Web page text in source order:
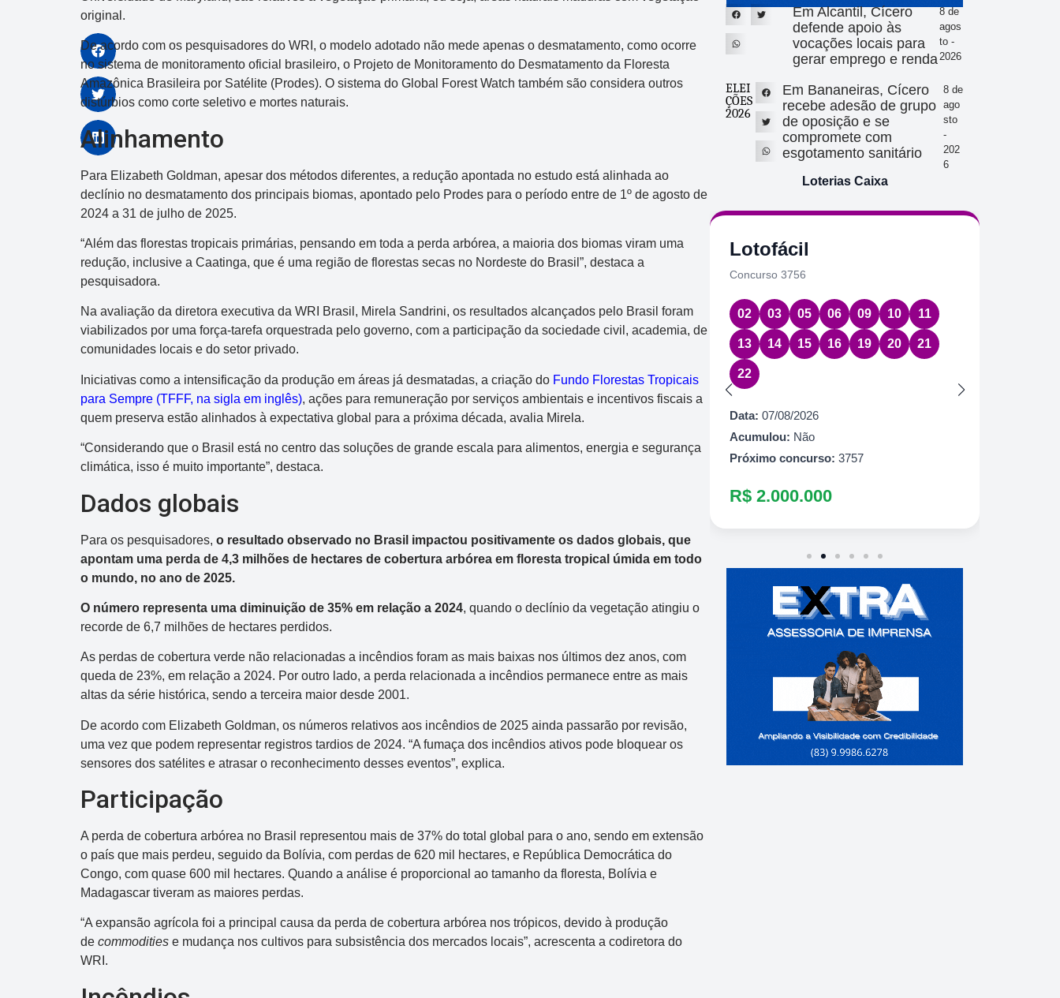
original.
De acordo com os pesquisadores do WRI, o modelo adotado não mede apenas o desmatamento, como ocorre
no sistema de monitoramento oficial brasileiro, o Projeto de Monitoramento do Desmatamento da Floresta
Amazônica Brasileira por Satélite (Prodes). O sistema do Global Forest Watch também são considera outros
distúrbios como corte seletivo e mortes naturais.
Alinhamento
Para Elizabeth Goldman, apesar dos métodos diferentes, a redução apontada no estudo está alinhada ao
declínio no desmatamento dos principais biomas, apontado pelo Prodes para o período entre de 1º de agosto de
2024 a 31 de julho de 2025.
“Além das florestas tropicais primárias, pensando em toda a perda arbórea, a maioria dos biomas viram uma
redução, inclusive a Caatinga, que é uma região de florestas secas no Nordeste do Brasil”, destaca a
pesquisadora.
Na avaliação da diretora executiva da WRI Brasil, Mirela Sandrini, os resultados alcançados pelo Brasil foram
viabilizados por uma força-tarefa orquestrada pelo governo, com a participação da sociedade civil, academia, de
comunidades locais e do setor privado.
Iniciativas como a intensificação da produção em áreas já desmatadas, a criação do Fundo Florestas Tropicais
para Sempre (TFFF, na sigla em inglês), ações para remuneração por serviços ambientais e incentivos fiscais a
quem preserva estão alinhados à expectativa global para a próxima década, avalia Mirela.
“Considerando que o Brasil está no centro das soluções de grande escala para alimentos, energia e segurança
climática, isso é muito importante”, destaca.
Dados globais
Para os pesquisadores, o resultado observado no Brasil impactou positivamente os dados globais, que
apontam uma perda de 4,3 milhões de hectares de cobertura arbórea em floresta tropical úmida em todo
o mundo, no ano de 2025.
O número representa uma diminuição de 35% em relação a 2024, quando o declínio da vegetação atingiu o
recorde de 6,7 milhões de hectares perdidos.
As perdas de cobertura verde não relacionadas a incêndios foram as mais baixas nos últimos dez anos, com
queda de 23%, em relação a 2024. Por outro lado, a perda relacionada a incêndios permanece entre as mais
altas da série histórica, sendo a terceira maior desde 2001.
De acordo com Elizabeth Goldman, os números relativos aos incêndios de 2025 ainda passarão por revisão,
uma vez que podem representar registros tardios de 2024. “A fumaça dos incêndios ativos pode bloquear os
sensores dos satélites e atrasar o reconhecimento desses eventos”, explica.
Participação
A perda de cobertura arbórea no Brasil representou mais de 37% do total global para o ano, sendo em extensão
o país que mais perdeu, seguido da Bolívia, com perdas de 620 mil hectares, e República Democrática do
Congo, com quase 600 mil hectares. Quando a análise é proporcional ao tamanho da floresta, Bolívia e
Madagascar tiveram as maiores perdas.
“A expansão agrícola foi a principal causa da perda de cobertura arbórea nos trópicos, devido à produção
de commodities e mudança nos cultivos para subsistência dos mercados locais”, acrescenta a codiretora do
WRI.
Em Alcantil, Cícero
defende apoio às
vocações locais para
gerar emprego e renda
8 de
agos
to -
2026
ELEI
ÇÕES
2026
Em Bananeiras, Cícero
recebe adesão de grupo
de oposição e se
compromete com
esgotamento sanitário
8 de
ago
sto
-
202
6
Loterias Caixa
Dupla Sena
03 07 08 11 28 50 36
38 40 47 49 50
Data:07/08/2026
Acumulou:Sim
2994
R$ 1.000.000
Mega-Sena
16 21 24 31 43 54
Acumulou:Sim
Próximo concurso:3042
Lotofácil
Concurso 3756
02 03 05 06 09 10 11
13 14 15 16 19 20 21
22
Data: 07/08/2026
Acumulou: Não
Próximo concurso: 3757
R$ 2.000.000